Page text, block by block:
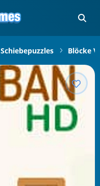
Schiebepuzzles Blöcke